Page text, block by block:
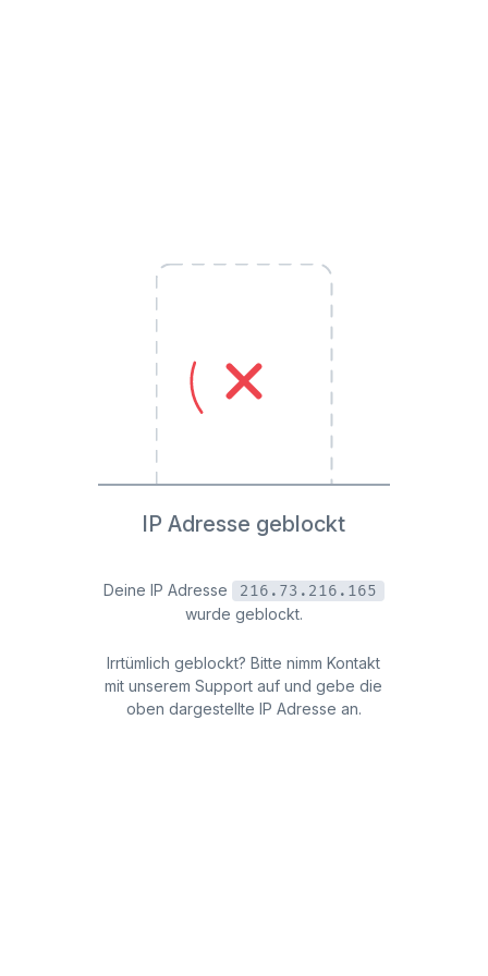
IP Adresse geblockt
Deine IP Adresse
216.73.216.165
wurde geblockt.
Irrtümlich geblockt? Bitte nimm Kontakt
mit unserem Support auf und gebe die
oben dargestellte IP Adresse an.